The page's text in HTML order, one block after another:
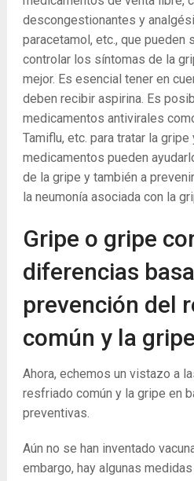
descongestionantes y
paracetamol, etc., que pueden
controlar los síntomas de la
mejor. Es esencial tener en
deben recibir aspirina. Es
medicamentos antivirales
Tamiflu, etc. para tratar la
medicamentos pueden
de la gripe y también a
la neumonía asociada con la
Gripe o gripe
diferencias
prevención del
común y la gripe
Ahora, echemos un vistazo a
resfriado común y la gripe en
preventivas.
Aún no se han inventado
embargo, hay algunas